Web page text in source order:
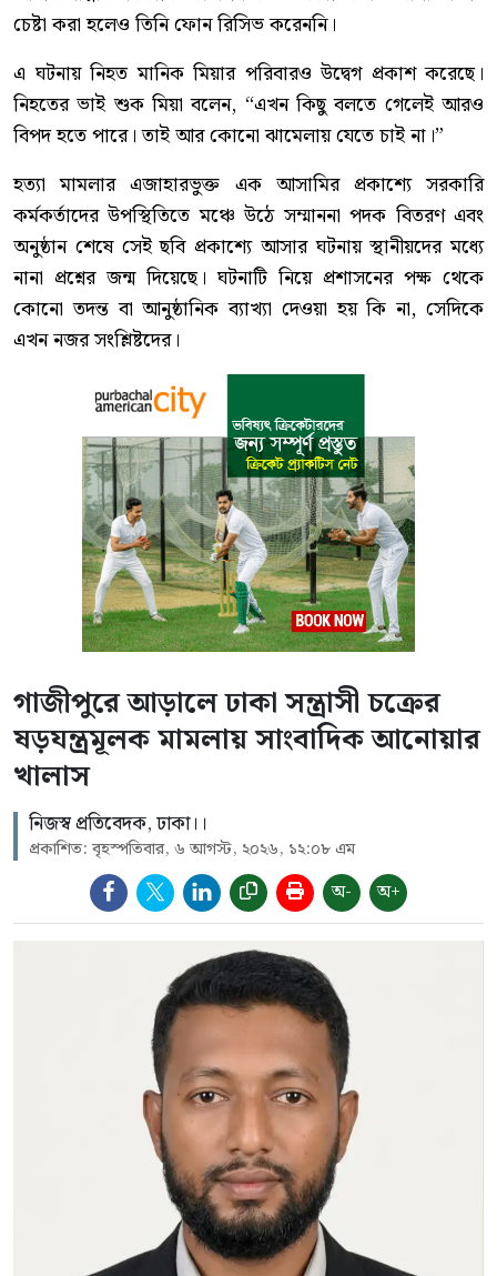
চেষ্টা করা হলেও তিনি ফোন রিসিভ করেননি।
এ ঘটনায় নিহত মানিক মিয়ার পরিবারও উদ্বেগ প্রকাশ করেছে।
নিহতের ভাই শুক মিয়া বলেন, “এখন কিছু বলতে গেলেই আরও
বিপদ হতে পারে। তাই আর কোনো ঝামেলায় যেতে চাই না।”
হত্যা মামলার এজাহারভুক্ত এক আসামির প্রকাশ্যে সরকারি
কর্মকর্তাদের উপস্থিতিতে মঞ্চে উঠে সম্মাননা পদক বিতরণ এবং
অনুষ্ঠান শেষে সেই ছবি প্রকাশ্যে আসার ঘটনায় স্থানীয়দের মধ্যে
নানা প্রশ্নের জন্ম দিয়েছে। ঘটনাটি নিয়ে প্রশাসনের পক্ষ থেকে
কোনো তদন্ত বা আনুষ্ঠানিক ব্যাখ্যা দেওয়া হয় কি না, সেদিকে
এখন নজর সংশ্লিষ্টদের।
গাজীপুরে আড়ালে ঢাকা সন্ত্রাসী চক্রের
ষড়যন্ত্রমূলক মামলায় সাংবাদিক আনোয়ার
খালাস
নিজস্ব প্রতিবেদক, ঢাকা।।
প্রকাশিত: বৃহস্পতিবার, ৬ আগস্ট, ২০২৬, ১২:০৮ এম
অ- অ+